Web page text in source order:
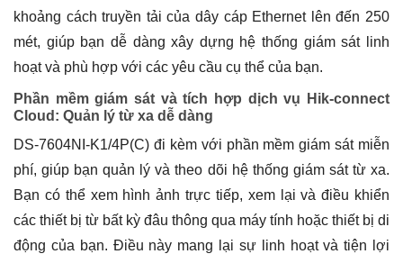
khoảng cách truyền tải của dây cáp Ethernet lên đến 250
mét, giúp bạn dễ dàng xây dựng hệ thống giám sát linh
hoạt và phù hợp với các yêu cầu cụ thể của bạn.
Phần mềm giám sát và tích hợp dịch vụ Hik-connect
Cloud: Quản lý từ xa dễ dàng
DS-7604NI-K1/4P(C) đi kèm với phần mềm giám sát miễn
phí, giúp bạn quản lý và theo dõi hệ thống giám sát từ xa.
Bạn có thể xem hình ảnh trực tiếp, xem lại và điều khiển
các thiết bị từ bất kỳ đâu thông qua máy tính hoặc thiết bị di
động của bạn. Điều này mang lại sự linh hoạt và tiện lợi